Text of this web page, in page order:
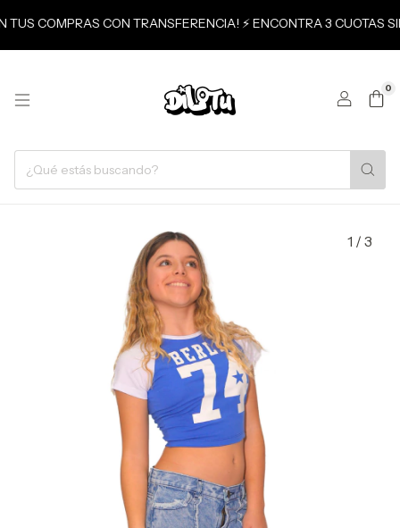
TUS COMPRAS CON TRANSFERENCIA! ⚡ ENCONTRA 3 CUOTAS
0
1 / 3